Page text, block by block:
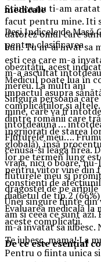
Stiu ca nu ti-am aratat
facut pentru mine. Iti
datorez omul care
bun. Tu m-ai invat sa
esti cea care m-a
m-a ascultat
mereu. La multi ani
Singura persoana
mine, care va fi
intotdeauna …
Fluturele meu….
cenusa-si leaga firea.
vraja, nici o boare,
fluturele meu si
dragostei de pe
Unei singure fiinte din
am si ceea ce sunt
m-a invatat sa iubesc.
Te iubesc, mama! La
Pentru o fiinta unica
medicale
Deși Indicele de
pentru clasificarea
obezității, acest
Medicul poate lua în
impactul asupra
complicațiilor și
dintre românii care
îngrijorați de starea
globală), însă
lor pe termen lung
pentru viitor vine din
conștienți de
diabetul de tip 2
Evaluarea medicală
aceste complicații.
De ce este esențial